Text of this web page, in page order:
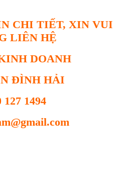
CHI TIẾT, XIN VUI
LIÊN HỆ
DOANH
ĐÌNH HẢI
127 1494